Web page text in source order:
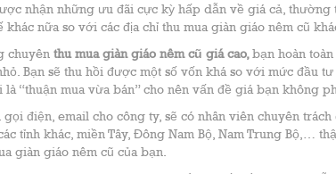
nhận những ưu đãi cực kỳ hấp dẫn về giá cả,
khác nữa so với các địa chỉ thu mua giàn giáo nêm cũ
chuyên thu mua giàn giáo nêm cũ giá cao,bạn hoàn
Bạn sẽ thu hồi được một số vốn khá so với mức đầu
là “thuận mua vừa bán” cho nên vấn đề giá bạn không
gọi điện, email cho công ty, sẽ có nhân viên chuyên
tỉnh khác, miền Tây, Đông Nam Bộ, Nam Trung Bộ,…
giàn giáo nêm cũ của bạn.